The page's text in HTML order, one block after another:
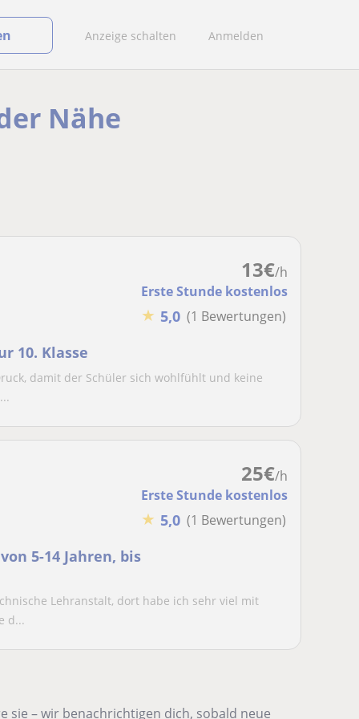
Anzeige schalten Anmelden
Nähe
13€/h
Erste Stunde kostenlos
★ 5,0 (1 Bewertungen)
10. Klasse
damit der Schüler sich wohlfühlt und keine
25€/h
Erste Stunde kostenlos
★ 5,0 (1 Bewertungen)
5-14 Jahren, bis
Lehranstalt, dort habe ich sehr viel mit
d...
sie – wir benachrichtigen dich, sobald neue